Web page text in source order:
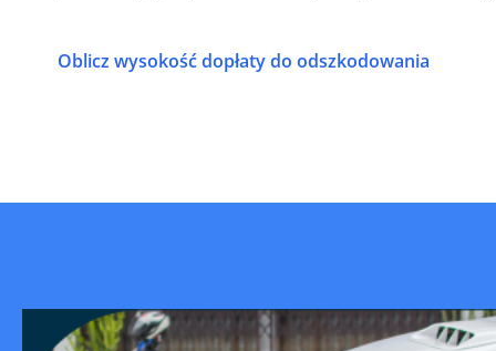
Oblicz wysokość dopłaty do odszkodowania